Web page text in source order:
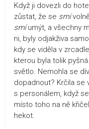
Když ji dovezli do
zůstat, že se smí
smíumýt, a všechny
ni, byly odjakživa
kdy se viděla v
kterou byla tolik
světlo. Nemohla se
dopadnout? Krčila se
s personálem, když
místo toho na ně
hekot.